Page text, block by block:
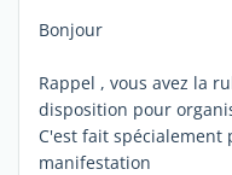
Bonjour
Rappel , vous avez la
disposition pour
C'est fait spécialement
manifestation